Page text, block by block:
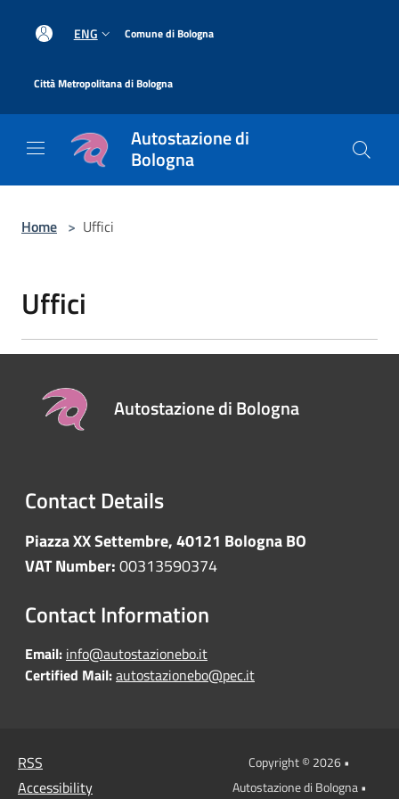
ENG Comune di Bologna
Città Metropolitana di Bologna
Autostazione di
Bologna
Home > Uffici
Uffici
Autostazione di Bologna
Contact Details
Piazza XX Settembre, 40121 Bologna BO
VAT Number:00313590374
Contact Information
Email: info@autostazionebo.it
Certified Mail:autostazionebo@pec.it
RSS
Accessibility
Copyright © 2026 •
Autostazione di Bologna •